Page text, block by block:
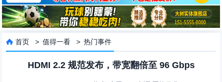
 首页 >值得一看 >热门事件
HDMI 2.2 规范发布，带宽翻倍至 96 Gbps